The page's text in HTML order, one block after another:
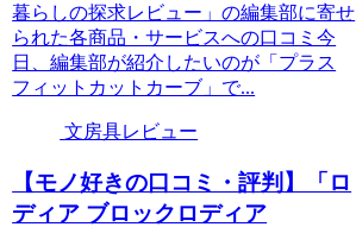
暮らしの探求レビュー」の編集部に寄せ
られた各商品・サービスへの口コミ今
日、編集部が紹介したいのが「プラス
フィットカットカーブ」で...
文房具レビュー
【モノ好きの口コミ・評判】「ロ
ディア ブロックロディア